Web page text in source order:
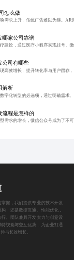
怎么做
哪家公司靠谱
公司有哪些
解析
流程是怎样的
握，我们提供专业的技术开发
，还是数据互通、性能优化，
。团队兼具开发实力与创意设
视觉与交互优势，为企业打通
与长效增长。